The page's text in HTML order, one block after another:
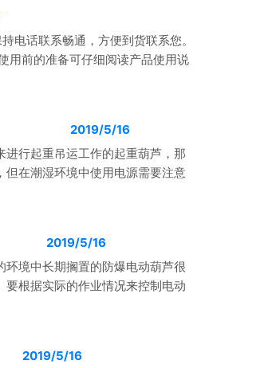
电话联系畅通，方便到货联系您。
用前的准备可仔细阅读产品使用说
2019/5/16
行起重吊运工作的起重葫芦，那
在潮湿环境中使用电源需要注意
2019/5/16
境中长期搁置的防爆电动葫芦很
根据实际的作业情况来控制电动
2019/5/16